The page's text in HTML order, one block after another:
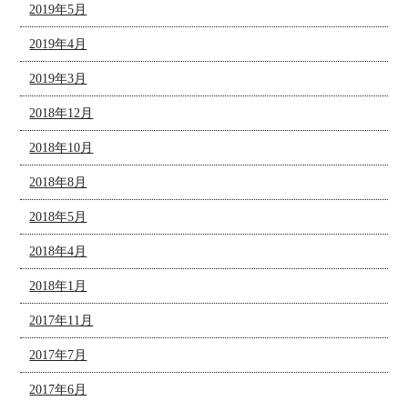
2019年5月
2019年4月
2019年3月
2018年12月
2018年10月
2018年8月
2018年5月
2018年4月
2018年1月
2017年11月
2017年7月
2017年6月